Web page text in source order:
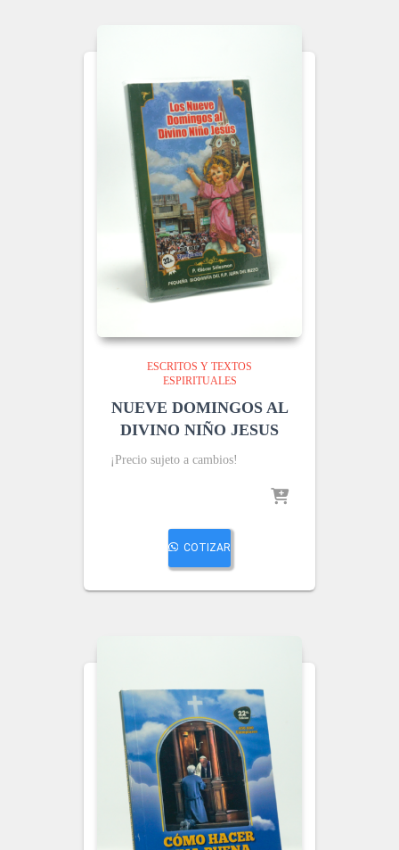
ESCRITOS Y TEXTOS
ESPIRITUALES
NUEVE DOMINGOS AL
DIVINO NIÑO JESUS
¡Precio sujeto a cambios!
COTIZAR